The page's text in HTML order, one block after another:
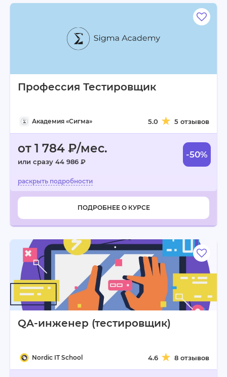
Профессия Тестировщик
Академия «Сигма» 5.0 5 отзывов
от 1 784 ₽/мес.
или сразу 44 986 ₽
-50%
ПОДРОБНЕЕ О КУРСЕ
QA-инженер (тестировщик)
Nordic IT School 4.6 8 отзывов